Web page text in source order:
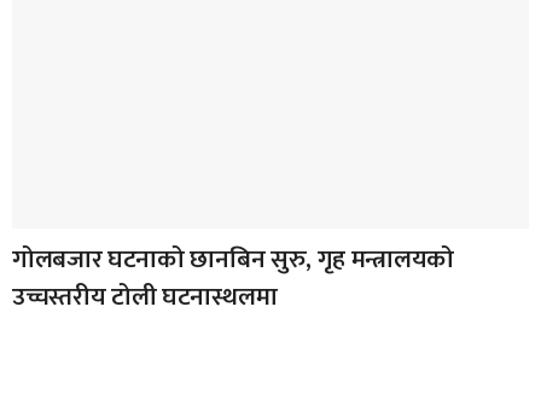
गोलबजार घटनाको छानबिन सुरु, गृह मन्त्रालयको
उच्चस्तरीय टोली घटनास्थलमा